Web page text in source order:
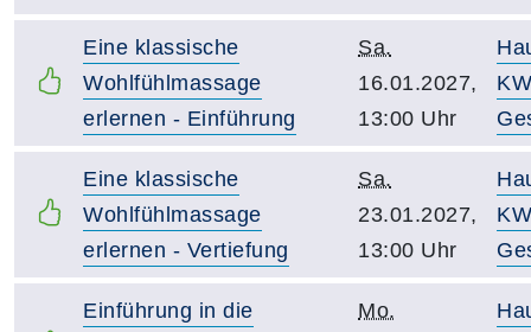
Eine klassische
Wohlfühlmassage
erlernen - Einführung
Sa.
16.01.2027,
13:00 Uhr
Eine klassische
Wohlfühlmassage
erlernen - Vertiefung
Sa.
23.01.2027,
13:00 Uhr
Einführung in die
Mo.